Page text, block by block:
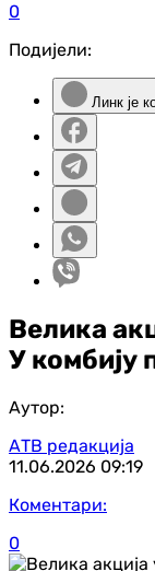
0
Подијели:
Линк је
Велика
У комбију
Аутор:
АТВ редакција
11.06.2026 09:19
Коментари:
0